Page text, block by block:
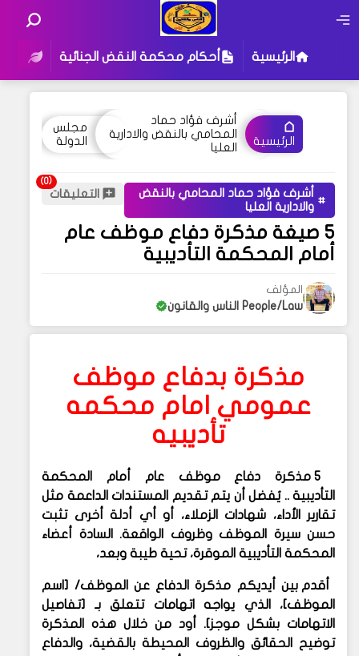
الرئيسية أحكام محكمة النقض الجنائية
الرئيسية
أشرف فؤاد حماد
المحامي بالنقض والادارية
العليا
مجلس
الدولة
أشرف فؤاد حماد المحامي بالنقض
والادارية العليا
التعليقات
5 صيغة مذكرة دفاع موظف عام
أمام المحكمة التأديبية
المؤلف
People/Law الناس والقانون
مذكرة بدفاع موظف
عمومي امام محكمه
تأديبيه
5 مذكرة دفاع موظف عام أمام المحكمة
التأديبية..يُفضل أن يتم تقديم المستندات الداعمة مثل
تقارير الأداء، شهادات الزملاء، أو أي أدلة أخرى تثبت
حسن سيرة الموظف وظروف الواقعة.
السادة أعضاء
المحكمة التأديبية الموقرة،تحية طيبة وبعد،
أقدم بين أيديكم مذكرة الدفاع عن الموظف/ [اسم
الموظف]، الذي يواجه اتهامات تتعلق بـ [تفاصيل
الاتهامات بشكل موجز]. أود من خلال هذه المذكرة
توضيح الحقائق والظروف المحيطة بالقضية، والدفاع